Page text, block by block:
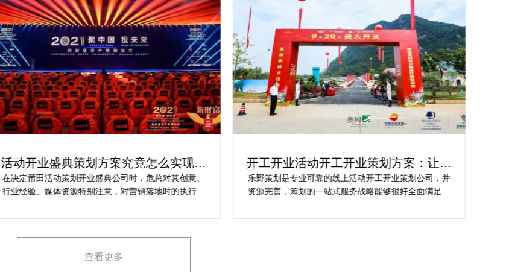
活动开业盛典策划方案究竟怎么实现梦
想活动
在决定莆田活动策划开业盛典公司时，危总对其创意、
行业经验、媒体资源特别注意，对营销落地时的执行一
理念理解不足，导致宣传方案不匹配。
开工开业活动开工开业策划方案：让你
的活动与众不同
乐野策划是专业可靠的线上活动开工开业策划公司，并
资源完善，筹划的一站式服务战略能够很好全面满足我
场开工开业活动策划，预备推荐给须要寻觅线上活动开
查看更多